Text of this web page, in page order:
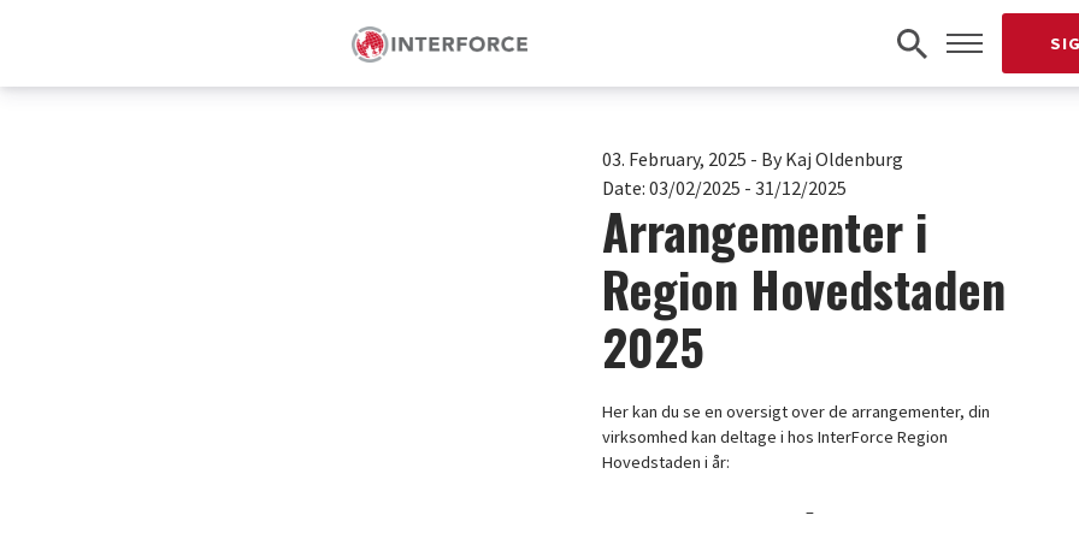
03. February, 2025 - By Kaj Oldenburg
Date: 03/02/2025 - 31/12/2025
Arrangementer i
Region Hovedstaden
2025
Her kan du se en oversigt over de arrangementer, din
virksomhed kan deltage i hos InterForce Region
Hovedstaden i år:
–